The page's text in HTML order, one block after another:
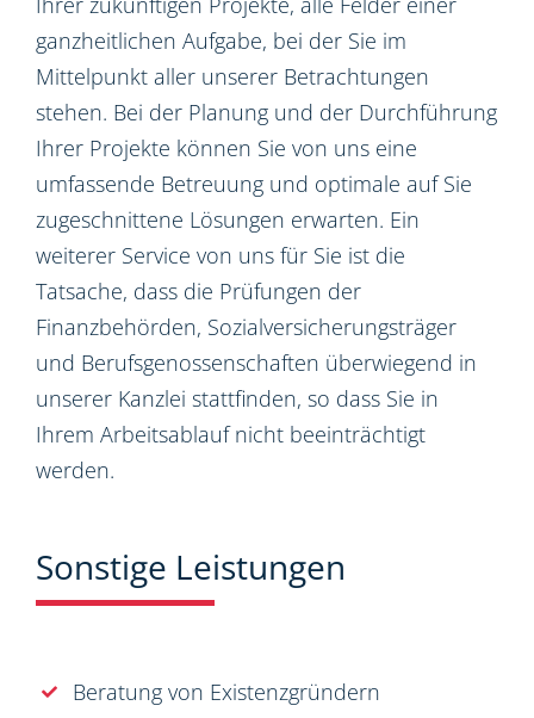
ganzheitlichen Aufgabe, bei der Sie im
Mittelpunkt aller unserer Betrachtungen
stehen. Bei der Planung und der Durchführung
Ihrer Projekte können Sie von uns eine
umfassende Betreuung und optimale auf Sie
zugeschnittene Lösungen erwarten. Ein
weiterer Service von uns für Sie ist die
Tatsache, dass die Prüfungen der
Finanzbehörden, Sozialversicherungsträger
und Berufsgenossenschaften überwiegend in
unserer Kanzlei stattfinden, so dass Sie in
Ihrem Arbeitsablauf nicht beeinträchtigt
werden.
Sonstige Leistungen
Beratung von Existenzgründern